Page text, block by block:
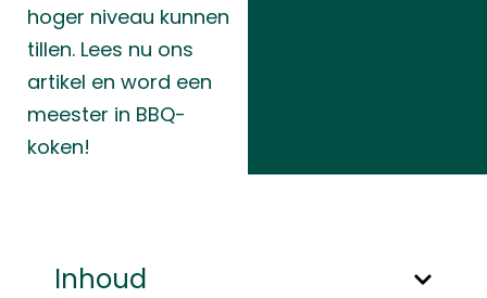
hoger niveau kunnen
tillen. Lees nu ons
artikel en word een
meester in BBQ-
koken!
Inhoud